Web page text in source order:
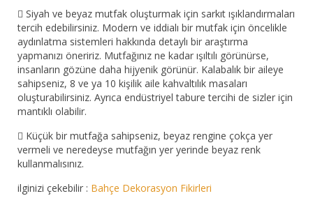
 Siyah ve beyaz mutfak oluşturmak için sarkıt ışıklandırmaları
tercih edebilirsiniz. Modern ve iddialı bir mutfak için öncelikle
aydınlatma sistemleri hakkında detaylı bir araştırma
yapmanızı öneririz. Mutfağınız ne kadar ışıltılı görünürse,
insanların gözüne daha hijyenik görünür. Kalabalık bir aileye
sahipseniz, 8 ve ya 10 kişilik aile kahvaltılık masaları
oluşturabilirsiniz. Ayrıca endüstriyel tabure tercihi de sizler için
mantıklı olabilir.
 Küçük bir mutfağa sahipseniz, beyaz rengine çokça yer
vermeli ve neredeyse mutfağın yer yerinde beyaz renk
kullanmalısınız.
ilginizi çekebilir : Bahçe Dekorasyon Fikirleri